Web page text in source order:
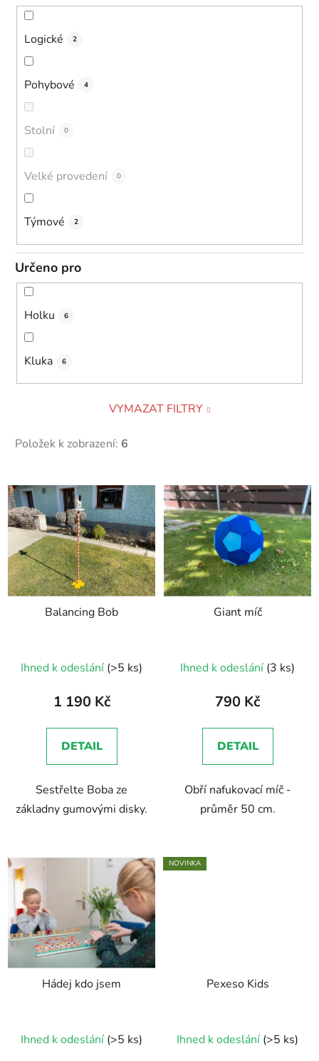
Logické 2
Pohybové 4
Stolní 0
Velké provedení 0
Týmové 2
Určeno pro
Holku 6
Kluka 6
VYMAZAT FILTRY
Položek k zobrazení: 6
V
ý
p
s
p
r
Balancing Bob
Ihned k odeslání (>5 ks)
1 190 Kč
DETAIL
Sestřelte Boba ze
základny gumovými disky.
Giant míč
hodnocení
produktu
5,0
z
hvězdiček.
Ihned k odeslání (3 ks)
790 Kč
DETAIL
Obří nafukovací míč -
průměr 50 cm.
Hádej kdo jsem
Ihned k odeslání (>5 ks)
NOVINKA
Pexeso Kids
Ihned k odeslání (>5 ks)